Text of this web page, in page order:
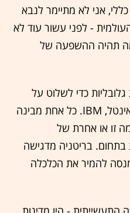
אני לא מתיימר לנבא
- לפני עשור עוד לא
מה תהיה ההשפעה של
כדי לשלוט על
העתיד - גוגל, פייסבוק, סיסקו, אינטל, IBM. כל אחת מבינה
זו או אחרת של
בתחום. בריטניה מדגישה
להמיר את הכלכלה